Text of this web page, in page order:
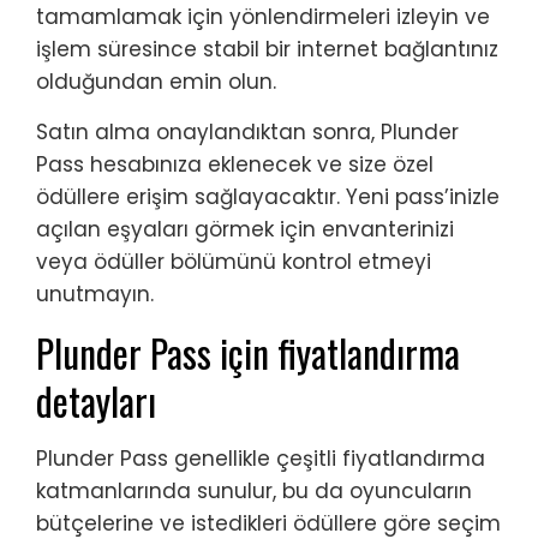
tamamlamak için yönlendirmeleri izleyin ve
işlem süresince stabil bir internet bağlantınız
olduğundan emin olun.
Satın alma onaylandıktan sonra, Plunder
Pass hesabınıza eklenecek ve size özel
ödüllere erişim sağlayacaktır. Yeni pass’inizle
açılan eşyaları görmek için envanterinizi
veya ödüller bölümünü kontrol etmeyi
unutmayın.
Plunder Pass için fiyatlandırma
detayları
Plunder Pass genellikle çeşitli fiyatlandırma
katmanlarında sunulur, bu da oyuncuların
bütçelerine ve istedikleri ödüllere göre seçim